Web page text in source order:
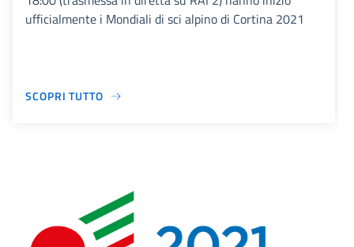
ufficialmente i Mondiali di sci alpino di Cortina 2021
SCOPRI TUTTO